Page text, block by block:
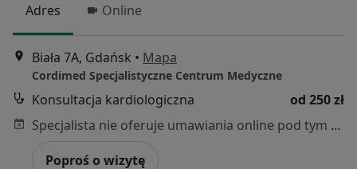
Adres Online
Biała 7A, Gdańsk • Mapa
Cordimed Specjalistyczne Centrum Medyczne
Konsultacja kardiologiczna
od 250 zł
Specjalista nie oferuje umawiania online pod tym adresem.
Poproś o wizytę